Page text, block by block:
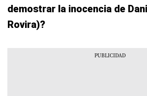
demostrar la inocencia de
Rovira)?